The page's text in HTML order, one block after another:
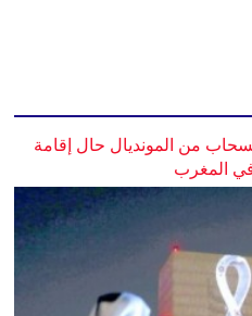
من المونديال حال إقامة
في المغرب